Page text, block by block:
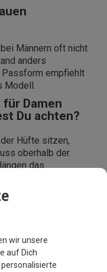
Männern oft nicht
anders
empfiehlt
Modell.
Damen
Du achten?
Hüfte sitzen,
oberhalb der
das
sitzen. Viele
bieten
für
wir unsere
auf Dich